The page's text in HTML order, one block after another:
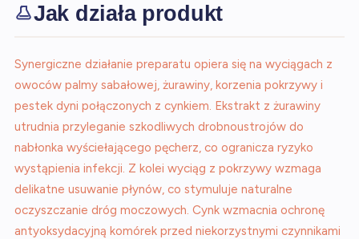
Jak działa produkt
Synergiczne działanie preparatu opiera się na wyciągach z
owoców palmy sabałowej, żurawiny, korzenia pokrzywy i
pestek dyni połączonych z cynkiem. Ekstrakt z żurawiny
utrudnia przyleganie szkodliwych drobnoustrojów do
nabłonka wyściełającego pęcherz, co ogranicza ryzyko
wystąpienia infekcji. Z kolei wyciąg z pokrzywy wzmaga
delikatne usuwanie płynów, co stymuluje naturalne
oczyszczanie dróg moczowych. Cynk wzmacnia ochronę
antyoksydacyjną komórek przed niekorzystnymi czynnikami